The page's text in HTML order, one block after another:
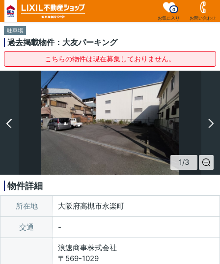
お気に入り
0
お問い合わせ
駐車場
過去掲載物件：大友パーキング
こちらの物件は現在募集しておりません。
1/3
物件詳細
所在地 大阪府高槻市永楽町
交通
浪速商事株式会社
〒569-1029